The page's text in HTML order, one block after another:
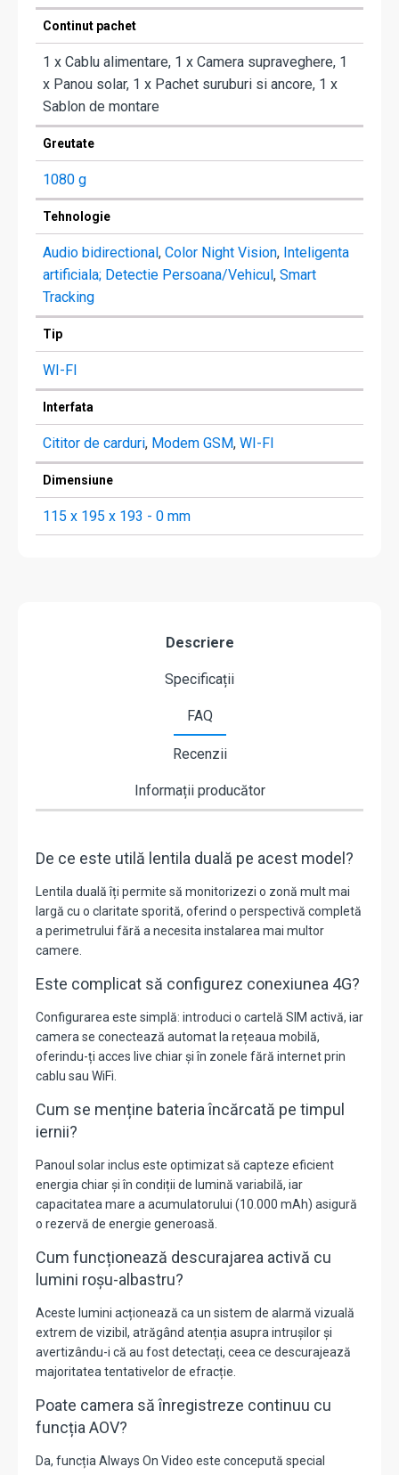
Continut pachet
1 x Cablu alimentare, 1 x Camera supraveghere, 1
x Panou solar, 1 x Pachet suruburi si ancore, 1 x
Sablon de montare
Greutate
1080 g
Tehnologie
Audio bidirectional, Color Night Vision, Inteligenta
artificiala; Detectie Persoana/Vehicul, Smart
Tracking
Tip
WI-FI
Interfata
Cititor de carduri, Modem GSM, WI-FI
Dimensiune
115 x 195 x 193 - 0 mm
Descriere
Specificații
FAQ
Recenzii
Informații producător
De ce este utilă lentila duală pe acest model?
Lentila duală îți permite să monitorizezi o zonă mult mai
largă cu o claritate sporită, oferind o perspectivă completă
a perimetrului fără a necesita instalarea mai multor
camere.
Este complicat să configurez conexiunea 4G?
Configurarea este simplă: introduci o cartelă SIM activă, iar
camera se conectează automat la rețeaua mobilă,
oferindu-ți acces live chiar și în zonele fără internet prin
cablu sau WiFi.
Cum se menține bateria încărcată pe timpul
iernii?
Panoul solar inclus este optimizat să capteze eficient
energia chiar și în condiții de lumină variabilă, iar
capacitatea mare a acumulatorului (10.000 mAh) asigură
o rezervă de energie generoasă.
Cum funcționează descurajarea activă cu
lumini roșu-albastru?
Aceste lumini acționează ca un sistem de alarmă vizuală
extrem de vizibil, atrăgând atenția asupra intrușilor și
avertizându-i că au fost detectați, ceea ce descurajează
majoritatea tentativelor de efracție.
Poate camera să înregistreze continuu cu
funcția AOV?
Da, funcția Always On Video este concepută special